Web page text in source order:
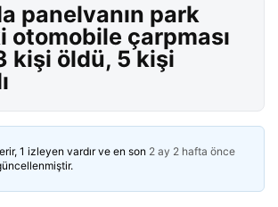
panelvanın park
otomobile çarpması
kişi öldü, 5 kişi
1 izleyen vardır ve en son 2 ay 2 hafta önce